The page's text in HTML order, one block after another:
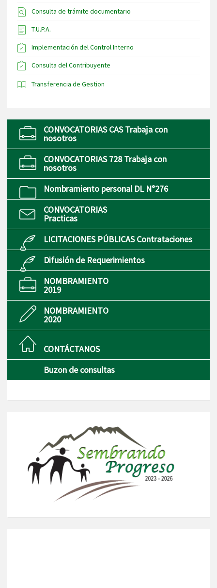
Consulta de trámite documentario
T.U.P.A.
Implementación del Control Interno
Consulta del Contribuyente
Transferencia de Gestion
CONVOCATORIAS CAS Trabaja con
nosotros
CONVOCATORIAS 728 Trabaja con
nosotros
Nombramiento personal DL N°276
CONVOCATORIAS
Practicas
LICITACIONES PÚBLICAS Contrataciones
Difusión de Requerimientos
NOMBRAMIENTO
2019
NOMBRAMIENTO
2020
CONTÁCTANOS
Buzon de consultas